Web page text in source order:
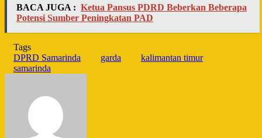
BACA JUGA : Ketua Pansus PDRD Beberkan Beberapa
Potensi Sumber Peningkatan PAD
Tags
DPRD Samarinda
garda
kalimantan timur
samarinda